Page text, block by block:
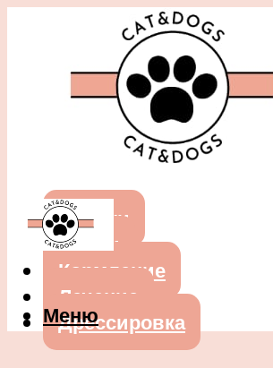
Собаки
Кошки
Кормление
Лечение
Дрессировка
Меню